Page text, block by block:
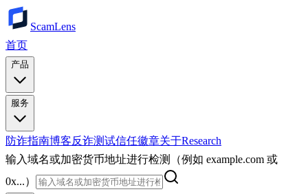
ScamLens
首页
产品
服务
防诈指南博客反诈测试信任徽章关于Research
输入域名或加密货币地址进行检测（例如 example.com 或
0x...）